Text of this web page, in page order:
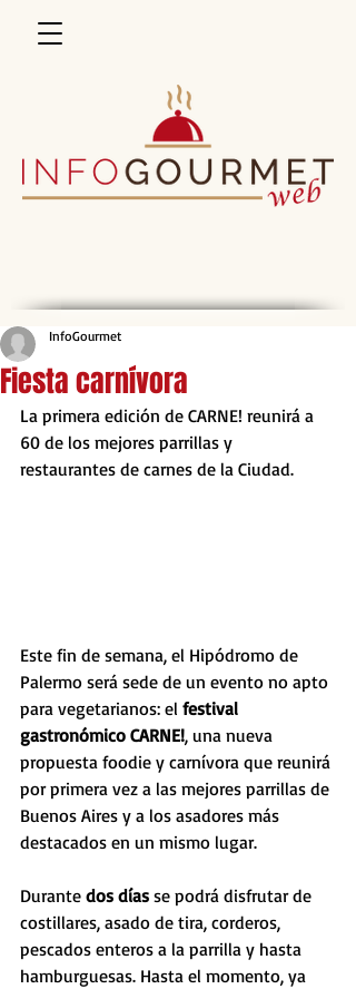
Fiesta carnívora
InfoGourmet
La primera edición de CARNE! reunirá a
60 de los mejores parrillas y
restaurantes de carnes de la Ciudad.
Este fin de semana, el Hipódromo de
Palermo será sede de un evento no apto
para vegetarianos: el festival
gastronómico CARNE!, una nueva
propuesta foodie y carnívora que reunirá
por primera vez a las mejores parrillas de
Buenos Aires y a los asadores más
destacados en un mismo lugar.
Durante dos días se podrá disfrutar de
costillares, asado de tira, corderos,
pescados enteros a la parrilla y hasta
hamburguesas. Hasta el momento, ya